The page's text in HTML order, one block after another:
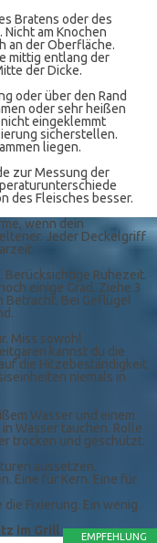
Bratens oder des
am Knochen
an der Oberfläche.
mittig entlang der
der Dicke.
oder über den Rand
oder sehr heißen
eingeklemmt
sicherstellen.
liegen.
zur Messung der
des Fleisches besser.
wenn dein
Jeder Deckelgriff
Berücksichtige Ruhezeit.
einige Grad. Ziehe 3
Betracht. Bei Geflügel
Miss sowohl
kannst du die
die Hitzebeständigkeit
niemals in
Wasser und einem
Wasser tauchen. Rolle
trocken und geschützt.
aussetzen.
Eine für Kern. Eine für
Fixierung. Ein wenig
im Grill
EMPFEHLUNG